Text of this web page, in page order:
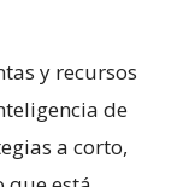
y recursos
de
a corto,